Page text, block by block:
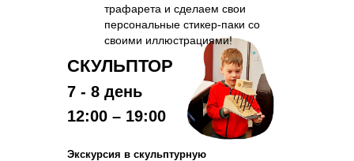
трафарета и сделаем свои
персональные стикер-паки со
своими иллюстрациями!
7 - 8 день
12:00 – 19:00
СКУЛЬПТОР
Экскурсия в скульптурную